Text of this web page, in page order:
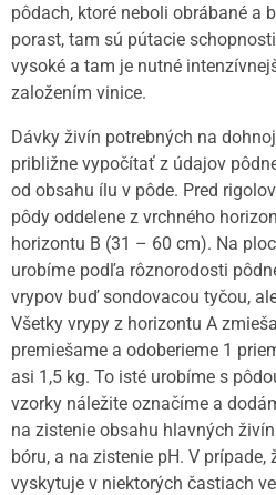
pôdach, ktoré neboli obrábané a
porast, tam sú pútacie
vysoké a tam je nutné
založením vinice.
Dávky živín potrebných na
približne vypočítať z údajov
od obsahu ílu v pôde. Pred
pôdy oddelene z vrchného
horizontu B (31 – 60 cm). Na
urobíme podľa rôznorodosti
vrypov buď sondovacou tyčou,
Všetky vrypy z horizontu A
premiešame a odoberieme 1
asi 1,5 kg. To isté urobíme s
vzorky náležite označíme a
na zistenie obsahu hlavných živín
bóru, a na zistenie pH. V prípade,
vyskytuje v niektorých častiach